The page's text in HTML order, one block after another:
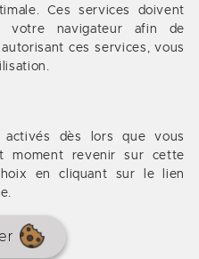
vers Salles
Ces services doivent
votre navigateur afin de
ces services, vous
activés dès lors que vous
moment revenir sur cette
en cliquant sur le lien